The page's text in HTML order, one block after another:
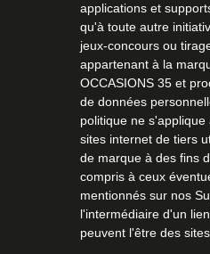
applications et
qu'à toute autre
jeux-concours ou
appartenant à la
OCCASIONS 35 et
de données
politique ne
sites internet de tiers
de marque à des fins
compris à ceux
mentionnés sur nos
l'intermédiaire d'un
peuvent l'être des